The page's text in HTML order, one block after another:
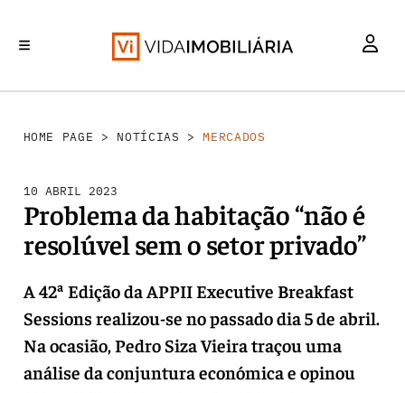
HOME PAGE > NOTÍCIAS >MERCADOS
10 ABRIL 2023
Problema da habitação “não é
resolúvel sem o setor privado”
A 42ª Edição da APPII Executive Breakfast
Sessions realizou-se no passado dia 5 de abril.
Na ocasião, Pedro Siza Vieira traçou uma
análise da conjuntura económica e opinou